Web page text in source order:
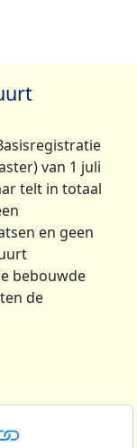
van 1 juli
telt in totaal
en geen
bebouwde
de